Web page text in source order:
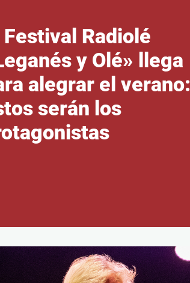
Festival Radiolé
y Olé» llega
alegrar el verano:
serán los